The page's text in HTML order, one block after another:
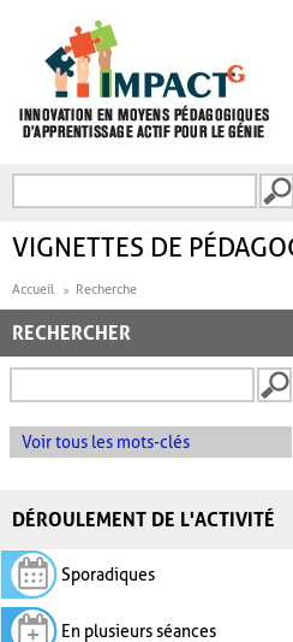
FORMULAIRE DE
VIGNETTES DE
Accueil Recherche
RECHERCHER
Voir tous les mots-clés
DÉROULEMENT DE L'ACTIVITÉ
Sporadiques
En plusieurs séances